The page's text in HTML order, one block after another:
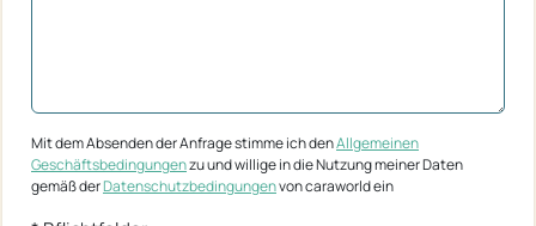
Mit dem Absenden der Anfrage stimme ich denAllgemeinen
Geschäftsbedingungenzu und willige in die Nutzung meiner Daten
gemäß derDatenschutzbedingungenvon caraworld ein